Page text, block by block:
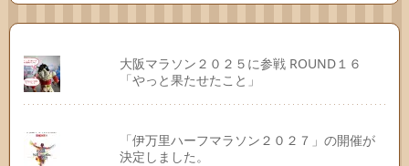
大阪マラソン２０２５に参戦 ROUND１６
「やっと果たせたこと」
「伊万里ハーフマラソン２０２７」の開催が
決定しました。